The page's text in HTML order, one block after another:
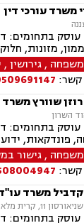
הוצאה לפועל
שכנים
משרד עורכי דין
בתחומים:
מזונות,
זמני שהות,
ייפוי כוח
משפחה ,גירושין,
קשר:
רוזן שוורץ
בתחומים:
פונדקאות,
חו"ל גיאורגיה,
מעמד אישי,
ניכור הורי,
וצוואות.
משפחה ,גישור
קשר:
משרד
11, קרית מלאכי
בתחומים: